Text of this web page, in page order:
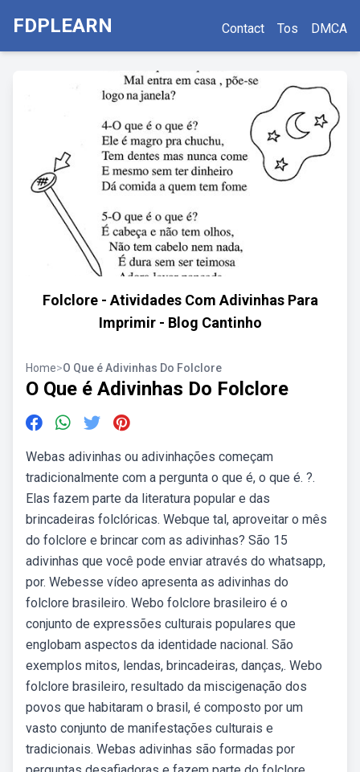
FDPLEARN Contact Tos DMCA
Folclore - Atividades Com Adivinhas Para
Imprimir - Blog Cantinho
Home>O Que é Adivinhas Do Folclore
O Que é Adivinhas Do Folclore
Webas adivinhas ou adivinhações começam
tradicionalmente com a pergunta o que é, o que é. ?.
Elas fazem parte da literatura popular e das
brincadeiras folclóricas. Webque tal, aproveitar o mês
do folclore e brincar com as adivinhas? São 15
adivinhas que você pode enviar através do whatsapp,
por. Webesse vídeo apresenta as adivinhas do
folclore brasileiro. Webo folclore brasileiro é o
conjunto de expressões culturais populares que
englobam aspectos da identidade nacional. São
exemplos mitos, lendas, brincadeiras, danças,. Webo
folclore brasileiro, resultado da miscigenação dos
povos que habitaram o brasil, é composto por um
vasto conjunto de manifestações culturais e
tradicionais. Webas adivinhas são formadas por